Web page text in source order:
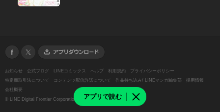
アプリで読む
お知らせ 公式ブログ LINEコミックス ヘルプ 利用規約
プライバシーポリシー
特定商取引法について
コンテンツ配信許諾について 作品持ち込み/ LINEマンガ編集部
採用情報
会社概要
© LINE Digital Frontier Corporation